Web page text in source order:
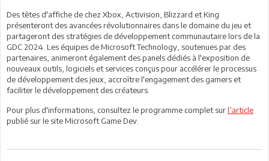
Des têtes d'affiche de chez Xbox, Activision, Blizzard et King
présenteront des avancées révolutionnaires dans le domaine du jeu et
partageront des stratégies de développement communautaire lors de la
GDC 2024. Les équipes de Microsoft Technology, soutenues par des
partenaires, animeront également des panels dédiés à l'exposition de
nouveaux outils, logiciels et services conçus pour accélérer le processus
de développement des jeux, accroître l'engagement des gamers et
faciliter le développement des créateurs.
Pour plus d'informations, consultez le programme complet surl’article
publié sur le site Microsoft Game Dev.